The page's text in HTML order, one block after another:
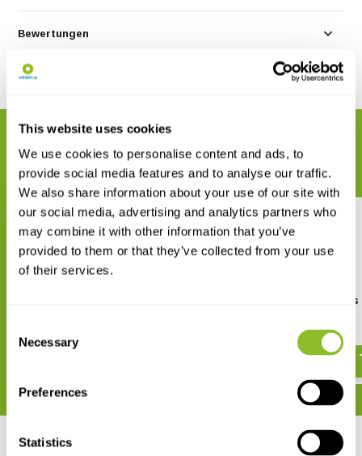
This website uses cookies
We use cookies to personalise content and ads, to
provide social media features and to analyse our traffic.
We also share information about your use of our site with
our social media, advertising and analytics partners who
may combine it with other information that you’ve
provided to them or that they’ve collected from your use
of their services.
Selection
Necessary
Preferences
Statistics
Bewertungen
Teilen
Vervollständigen Sie Ihre Bestellung
Statistics for Ecologists
€ 44,41
Zuletzt angesehen